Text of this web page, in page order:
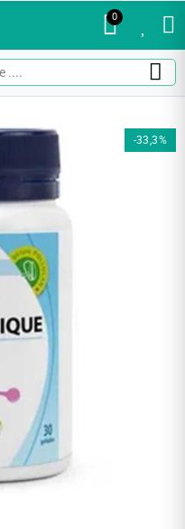
0
-33,3%